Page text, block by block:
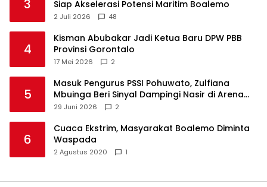
3
Siap Akselerasi Potensi Maritim Boalemo
2 Juli 2026 48
4
Kisman Abubakar Jadi Ketua Baru DPW PBB
Provinsi Gorontalo
17 Mei 2026 2
5
Masuk Pengurus PSSI Pohuwato, Zulfiana
Mbuinga Beri Sinyal Dampingi Nasir di Arena
Politik ?
29 Juni 2026 2
6
Cuaca Ekstrim, Masyarakat Boalemo Diminta
Waspada
2 Agustus 2020 1